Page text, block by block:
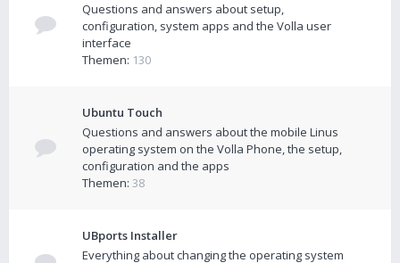
Questions and answers about setup,
configuration, system apps and the Volla user
interface
Themen: 130
Ubuntu Touch
Questions and answers about the mobile Linus
operating system on the Volla Phone, the setup,
configuration and the apps
Themen: 38
UBports Installer
Everything about changing the operating system